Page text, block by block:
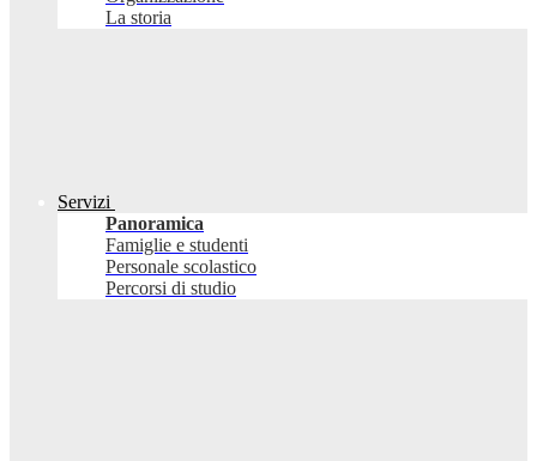
La storia
Servizi
Panoramica
Famiglie e studenti
Personale scolastico
Percorsi di studio